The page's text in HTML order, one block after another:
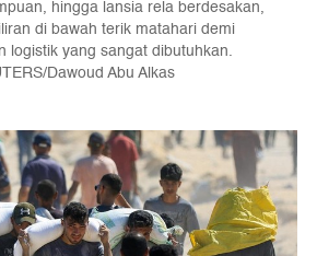
hingga lansia rela berdesakan,
di bawah terik matahari demi
logistik yang sangat dibutuhkan.
Dawoud Abu Alkas